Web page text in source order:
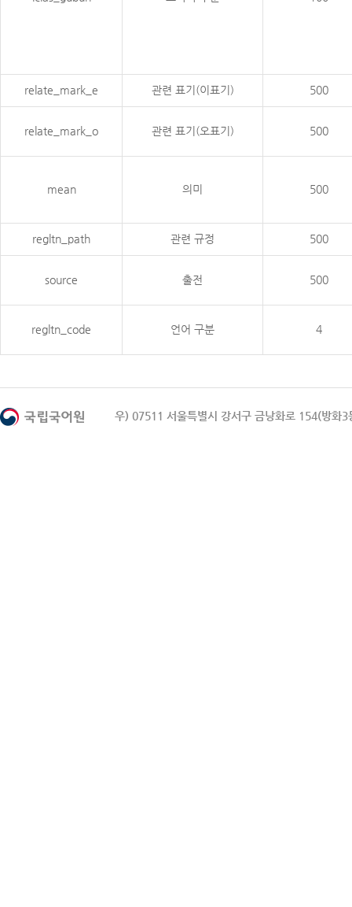
relate_mark_e 관련 표기(이표기) 500
relate_mark_o 관련 표기(오표기) 500
mean 의미 500
regltn_path 관련 규정 500
source 출전 500
regltn_code 언어 구분 4
우) 07511 서울특별시 강서구 금낭화로 154(방화3